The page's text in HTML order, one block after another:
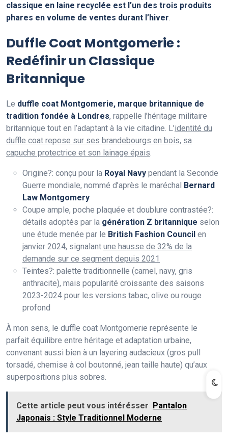
classique en laine recyclée est l’un des trois produits
phares en volume de ventes durant l’hiver.
Duffle Coat Montgomerie :
Redéfinir un Classique
Britannique
Le duffle coat Montgomerie, marque britannique de
tradition fondée à Londres, rappelle l’héritage militaire
britannique tout en l’adaptant à la vie citadine. L’identité du
duffle coat repose sur ses brandebourgs en bois, sa
capuche protectrice et son lainage épais.
Origine?: conçu pour la Royal Navy pendant la Seconde
Guerre mondiale, nommé d’après le maréchal Bernard
Law Montgomery
Coupe ample, poche plaquée et doublure contrastée?:
détails adoptés par la génération Z britannique selon
une étude menée par le British Fashion Council en
janvier 2024, signalant une hausse de 32% de la
demande sur ce segment depuis 2021
Teintes?: palette traditionnelle (camel, navy, gris
anthracite), mais popularité croissante des saisons
2023-2024 pour les versions tabac, olive ou rouge
profond
À mon sens, le duffle coat Montgomerie représente le
parfait équilibre entre héritage et adaptation urbaine,
convenant aussi bien à un layering audacieux (gros pull
torsadé, chemise à col boutonné, jean taille haute) qu’aux
superpositions plus sobres.
Cette article peut vous intérésser
Pantalon
Japonais : Style Traditionnel Moderne